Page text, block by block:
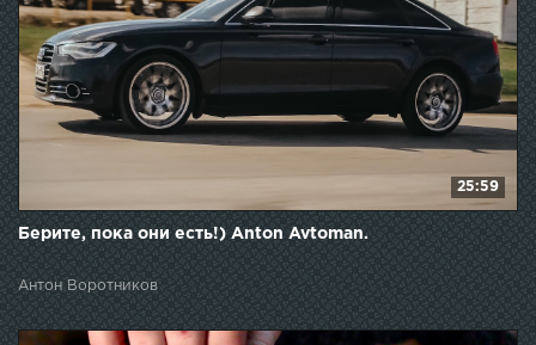
25:59
Берите, пока они есть!) Anton Avtoman.
Антон Воротников